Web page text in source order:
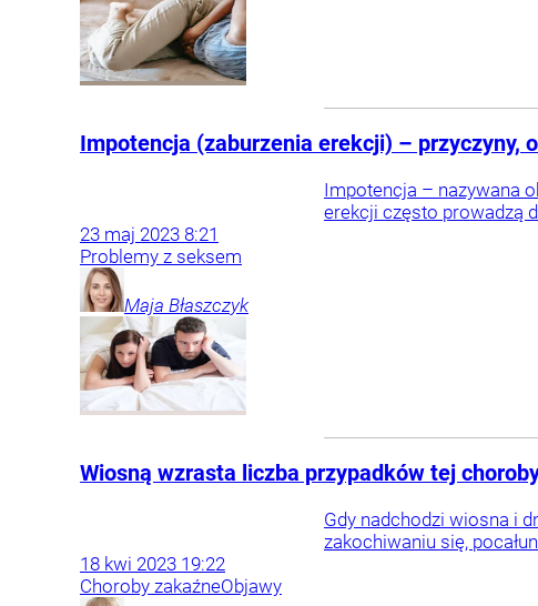
Impotencja (zaburzenia erekcji) – przyczyny,
Impotencja – nazywana
erekcji często prowadzą
23 maj 2023 8:21
Problemy z seksem
Maja Błaszczyk
Wiosną wzrasta liczba przypadków tej
Gdy nadchodzi wiosna i
zakochiwaniu się,
18 kwi 2023 19:22
Choroby zakaźneObjawy